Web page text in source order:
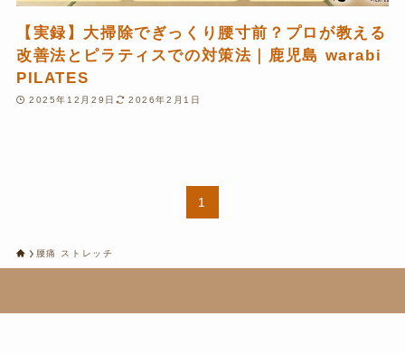
【実録】大掃除でぎっくり腰寸前？プロが教える
改善法とピラティスでの対策法｜鹿児島 warabi
PILATES
2025年12月29日 2026年2月1日
1
腰痛 ストレッチ